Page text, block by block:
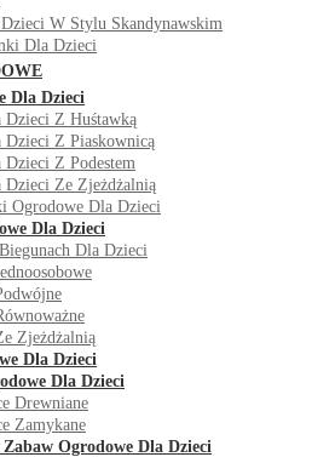
W Stylu Skandynawskim
Dla Dzieci
Dla Dzieci
Z Huśtawką
Z Piaskownicą
Z Podestem
Ze Zjeżdżalnią
Ogrodowe Dla Dzieci
Dla Dzieci
Dla Dzieci
Zjeżdżalnią
Dla Dzieci
Dla Dzieci
Drewniane
Zamykane
Ogrodowe Dla Dzieci